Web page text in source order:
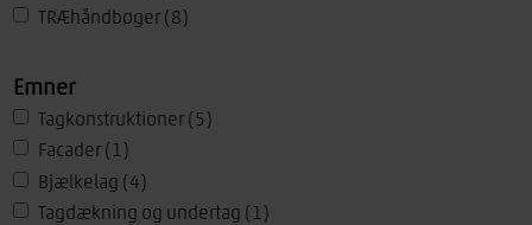
TRÆhåndbøger (8)
Emner
Tagkonstruktioner (5)
Facader (1)
Bjælkelag (4)
Tagdækning og undertag (1)